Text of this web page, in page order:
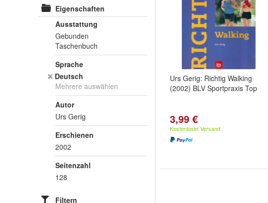
Eigenschaften
Ausstattung
Gebunden
Taschenbuch
Sprache
Deutsch
Mehrere auswählen
Autor
Urs Gerig
Erschienen
2002
Seitenzahl
128
Filtern
Urs Gerig: Richtig Walking
(2002) BLV Sportpraxis Top
3,99 €
Kostenloser Versand